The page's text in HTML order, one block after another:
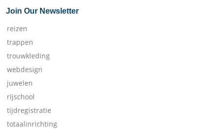
Join Our Newsletter
reizen
trappen
trouwkleding
webdesign
juwelen
rijschool
tijdregistratie
totaalinrichting